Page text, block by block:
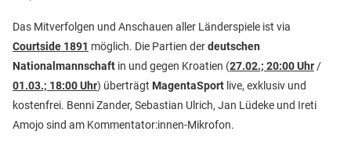
Das Mitverfolgen und Anschauen aller Länderspiele ist via
Courtside 1891 möglich. Die Partien derdeutschen
Nationalmannschaft in und gegen Kroatien (27.02.; 20:00 Uhr/
01.03.; 18:00 Uhr) überträgt MagentaSport live, exklusiv und
kostenfrei. Benni Zander, Sebastian Ulrich, Jan Lüdeke und Ireti
Amojo sind am Kommentator:innen-Mikrofon.